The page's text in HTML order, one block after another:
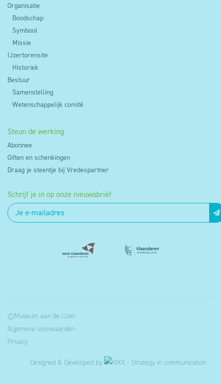
Organisatie
Boodschap
Symbool
Missie
IJzertorensite
Historiek
Bestuur
Samenstelling
Wetenschappelijk comité
Steun de werking
Abonnee
Giften en schenkingen
Draag je steentje bij Vredespartner
Schrijf je in op onze nieuwsbrief
©Museum aan de IJzer
Algemene voorwaarden
Privacy
Designed & Developed by